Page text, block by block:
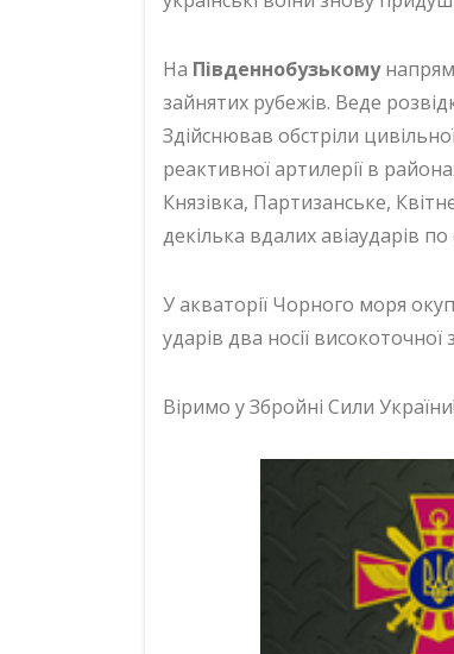
На Південнобузькому
зайнятих рубежів. Веде
Здійснював обстріли
реактивної артилерії в
Князівка, Партизанське,
декілька вдалих авіаударів
У акваторії Чорного моря
ударів два носії високоточної
Віримо у Збройні Сили